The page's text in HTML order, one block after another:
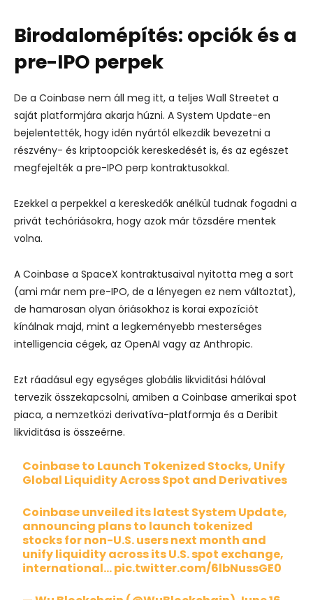
Birodalomépítés: opciók és a
pre-IPO perpek
De a Coinbase nem áll meg itt, a teljes Wall Streetet a
saját platformjára akarja húzni. A System Update-en
bejelentették, hogy idén nyártól elkezdik bevezetni a
részvény- és kriptoopciók kereskedését is, és az egészet
megfejelték a pre-IPO perp kontraktusokkal.
Ezekkel a perpekkel a kereskedők anélkül tudnak fogadni a
privát techóriásokra, hogy azok már tőzsdére mentek
volna.
A Coinbase a SpaceX kontraktusaival nyitotta meg a sort
(ami már nem pre-IPO, de a lényegen ez nem változtat),
de hamarosan olyan óriásokhoz is korai expozíciót
kínálnak majd, mint a legkeményebb mesterséges
intelligencia cégek, az OpenAI vagy az Anthropic.
Ezt ráadásul egy egységes globális likviditási hálóval
tervezik összekapcsolni, amiben a Coinbase amerikai spot
piaca, a nemzetközi derivatíva-platformja és a Deribit
likviditása is összeérne.
Coinbase to Launch Tokenized Stocks, Unify
Global Liquidity Across Spot and Derivatives
Coinbase unveiled its latest System Update,
announcing plans to launch tokenized
stocks for non-U.S. users next month and
unify liquidity across its U.S. spot exchange,
international…pic.twitter.com/6lbNussGE0